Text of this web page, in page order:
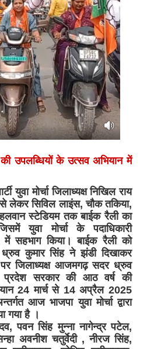
उपलब्धियों के उत्सव अभियान में
युवा मोर्चा जिलाध्यक्ष निखिल राय
लेकर सिविल लाइंस, चौक तकिया,
स्टेडियम तक बाईक रैली का
युवा मोर्चा के पदाधिकारी
में सहभाग किया। बाईक रैली को
कुमार सिंह ने झंडी दिखाकर
जिलाध्यक्ष आजमगढ़ सदर ध्रुव
प्रदेश सरकार की आठ वर्ष की
24 मार्च से 14 अप्रैल 2025
आज भाजपा युवा मोर्चा द्वारा
गया है ।
पवन सिंह मुन्ना नागेन्द्र पटेल,
अवनीश चतुर्वेदी , नीरज सिंह,